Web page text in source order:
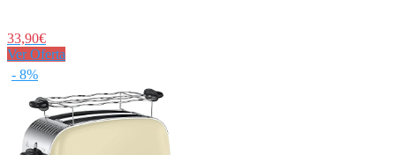
33,90€
Ver Oferta
- 8%